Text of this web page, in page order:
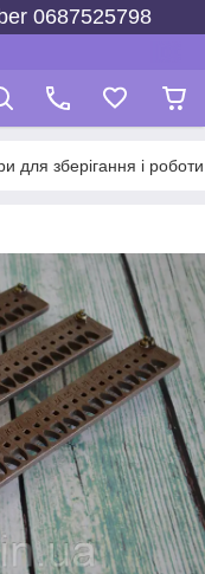
0687525798
для зберігання і